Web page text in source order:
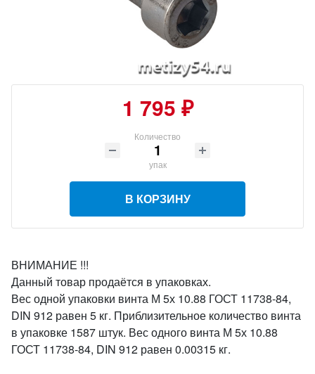
1 795 ₽
Количество
упак
В КОРЗИНУ
ВНИМАНИЕ !!!
Данный товар продаётся в упаковках.
Вес одной упаковки винта М 5х 10.88 ГОСТ 11738-84,
DIN 912 равен 5 кг. Приблизительное количество винта
в упаковке 1587 штук. Вес одного винта М 5х 10.88
ГОСТ 11738-84, DIN 912 равен 0.00315 кг.